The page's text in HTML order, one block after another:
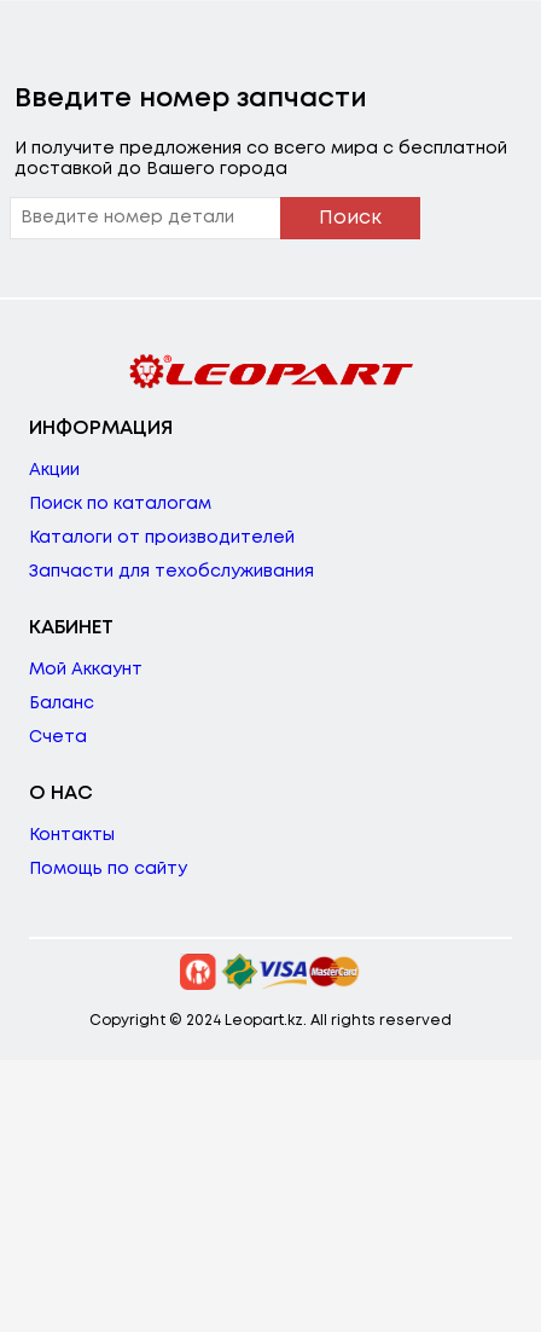
Введите номер запчасти
И получите предложения со всего мира с бесплатной
доставкой до Вашего города
Поиск
ИНФОРМАЦИЯ
Акции
Поиск по каталогам
Каталоги от производителей
Запчасти для техобслуживания
КАБИНЕТ
Мой Аккаунт
Баланс
Счета
О НАС
Контакты
Помощь по сайту
Copyright © 2024 Leopart.kz. All rights reserved